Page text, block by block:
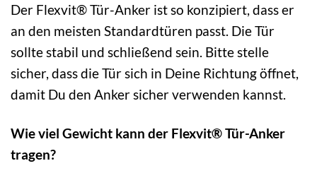
Der Flexvit® Tür-Anker ist so konzipiert, dass er
an den meisten Standardtüren passt. Die Tür
sollte stabil und schließend sein. Bitte stelle
sicher, dass die Tür sich in Deine Richtung öffnet,
damit Du den Anker sicher verwenden kannst.
Wie viel Gewicht kann der Flexvit® Tür-Anker
tragen?